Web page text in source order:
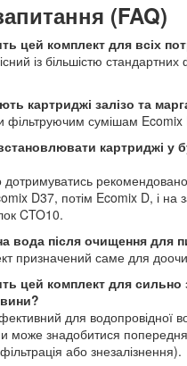
(FAQ)
цей комплект для всіх
із більшістю стандартних
картриджі залізо та
фільтруючим сумішам
картриджі у
дотримуватись
D37, потім Ecomix D, і на
CTO10.
вода після очищення для
призначений саме для
цей комплект для сильно
для водопровідної
може знадобитися попередня
або знезалізнення).